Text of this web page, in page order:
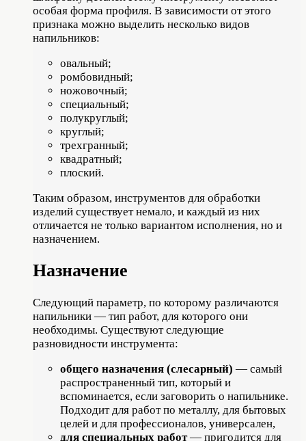
особая форма профиля. В зависимости от этого
признака можно выделить несколько видов
напильников:
овальный;
ромбовидный;
ножовочный;
специальный;
полукруглый;
круглый;
трехгранный;
квадратный;
плоский.
Таким образом, инструментов для обработки
изделий существует немало, и каждый из них
отличается не только вариантом исполнения, но и
назначением.
Назначение
Следующий параметр, по которому различаются
напильники — тип работ, для которого они
необходимы. Существуют следующие
разновидности инструмента:
общего назначения (слесарный) — самый
распространенный тип, который и
вспоминается, если заговорить о напильнике.
Подходит для работ по металлу, для бытовых
целей и для профессионалов, универсален,
для специальных работ— пригодится для